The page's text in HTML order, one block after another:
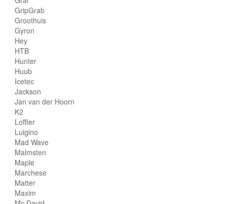
GripGrab
Groothuis
Gyron
Hey
HTB
Hunter
Huub
Icetec
Jackson
Jan van der Hoorn
K2
Loffler
Luigino
Mad Wave
Malmsten
Maple
Marchese
Matter
Maxim